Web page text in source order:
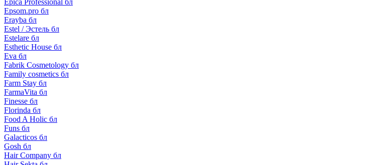
Epica Professional бл
Epsom.pro бл
Erayba бл
Estel / Эстель бл
Estelare бл
Esthetic House бл
Eva бл
Fabrik Cosmetology бл
Family cosmetics бл
Farm Stay бл
FarmaVita бл
Finesse бл
Florinda бл
Food A Holic бл
Funs бл
Galacticos бл
Gosh бл
Hair Company бл